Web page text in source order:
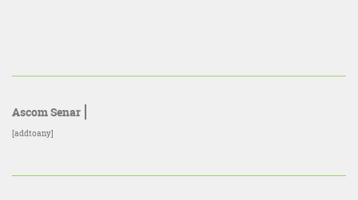
Ascom Senar
[addtoany]